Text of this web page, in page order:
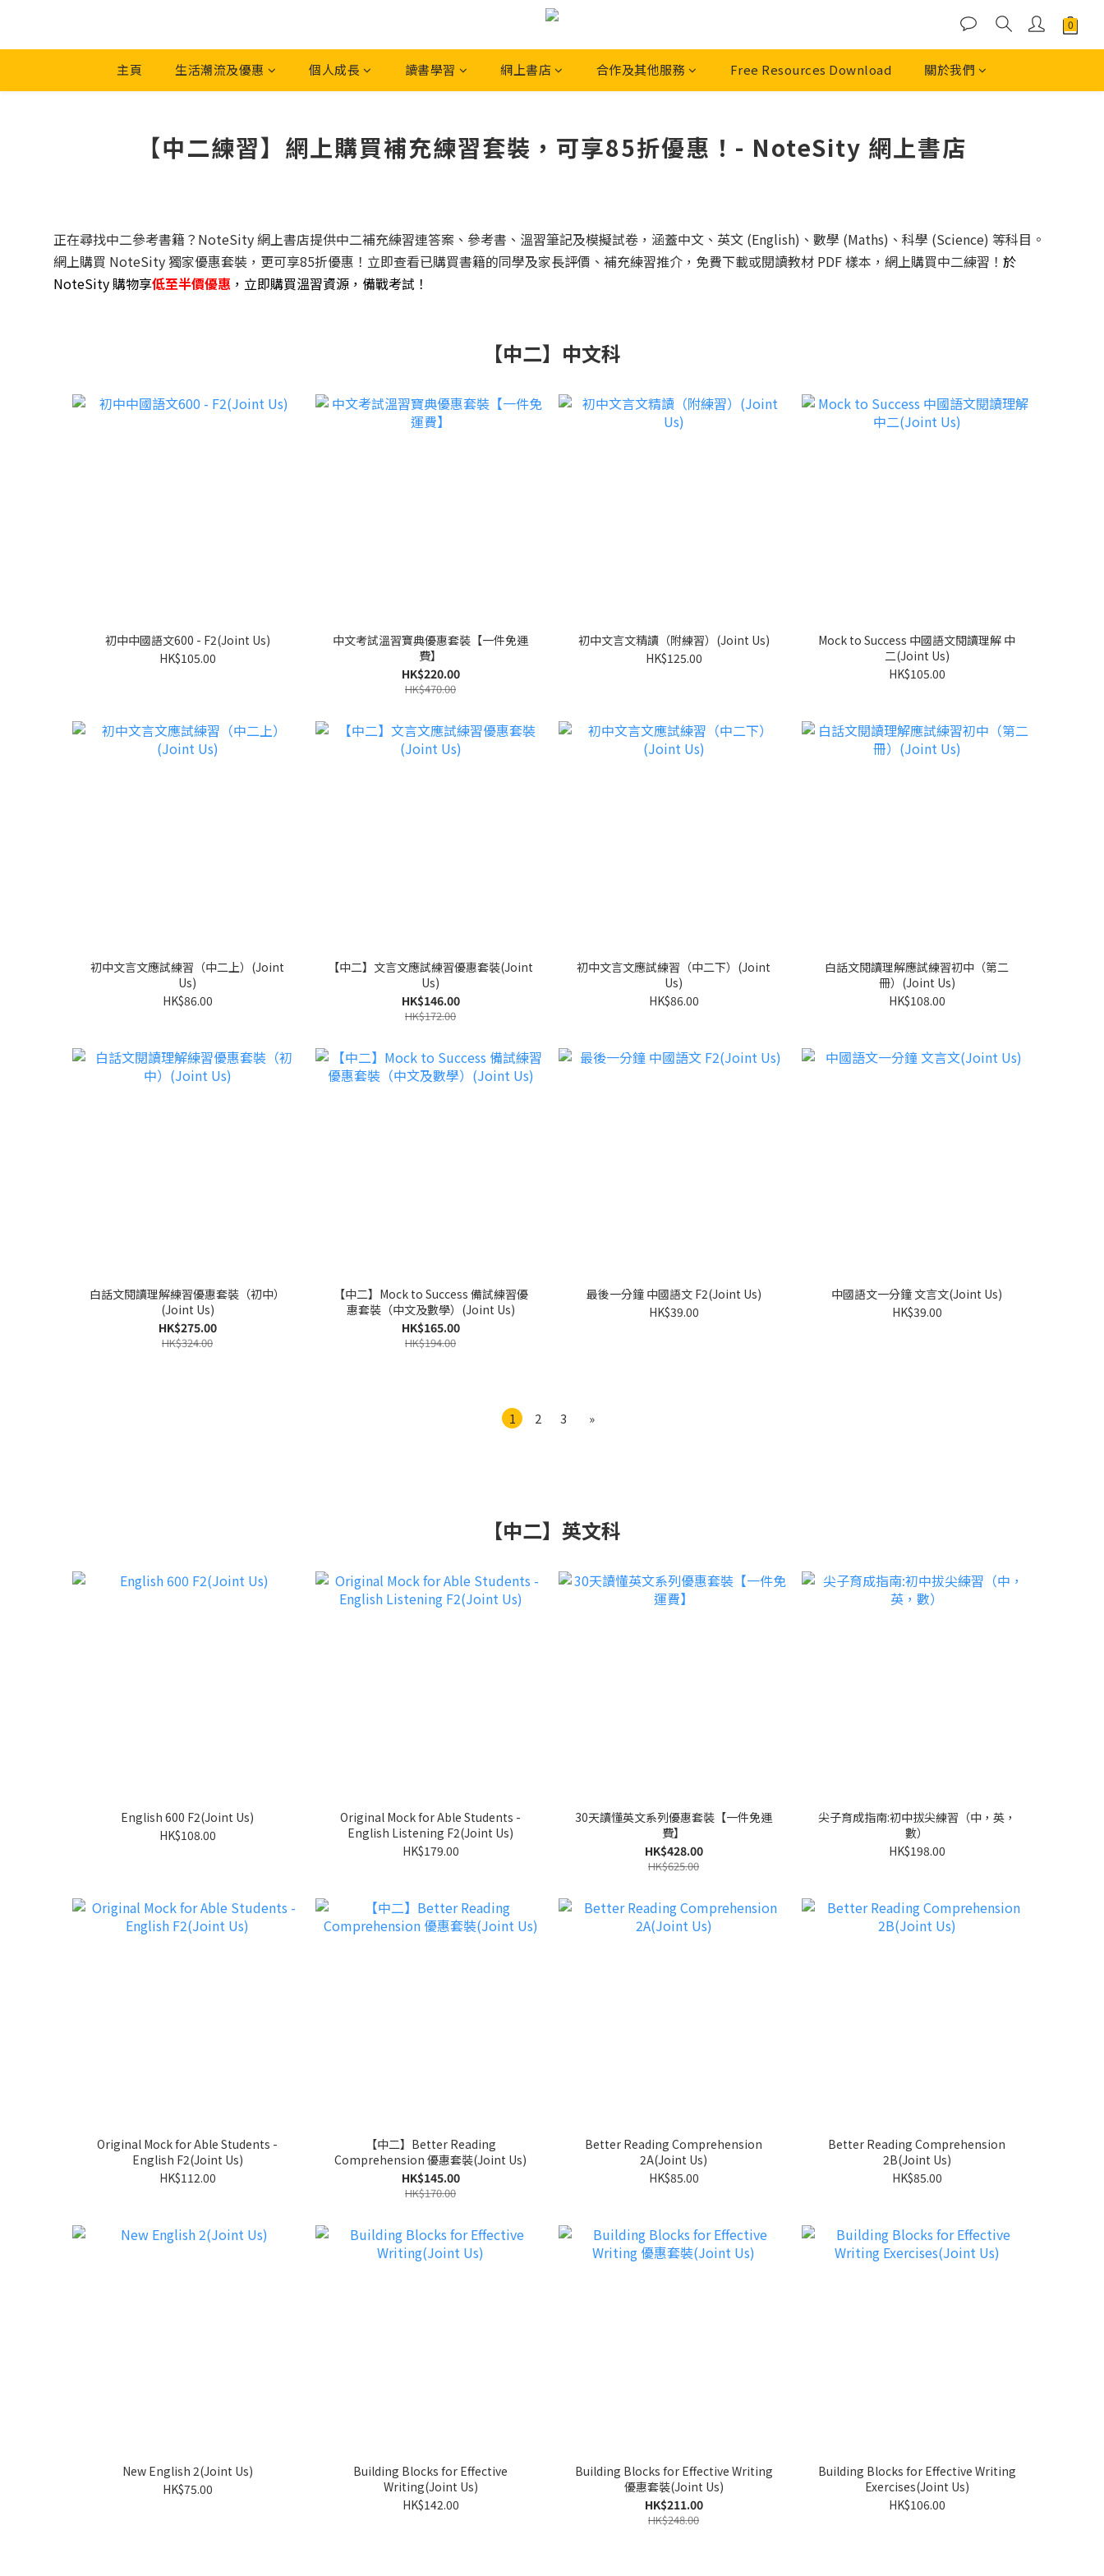
主頁 生活潮流及優惠 個人成長 讀書學習 網上書店 合作及其他服務 Free Resources Download 關於我們
【中二練習】網上購買補充練習套裝，可享85折優惠！- NoteSity 網上書店
正在尋找中二參考書籍？NoteSity 網上書店提供中二補充練習連答案、參考書、溫習筆記及模擬試卷，涵蓋中文、英文 (English)、數學 (Maths)、科學 (Science) 等科目。
網上購買 NoteSity 獨家優惠套裝，更可享85折優惠！立即查看已購買書籍的同學及家長評價、補充練習推介，免費下載或閱讀教材 PDF 樣本，網上購買中二練習！ 於
NoteSity 購物享低至半價優惠 ，立即購買溫習資源，備戰考試！
【中二】中文科
初中中國語文600 - F2(Joint Us)
HK$105.00
中文考試溫習寶典優惠套裝【一件免運
費】
HK$220.00
HK$470.00
初中文言文精讀（附練習）(Joint Us)
HK$125.00
Mock to Success 中國語文閱讀理解 中
二(Joint Us)
HK$105.00
初中文言文應試練習（中二上）(Joint
Us)
HK$86.00
【中二】文言文應試練習優惠套裝(Joint
Us)
HK$146.00
HK$172.00
初中文言文應試練習（中二下）(Joint
Us)
HK$86.00
白話文閱讀理解應試練習初中（第二
冊）(Joint Us)
HK$108.00
白話文閱讀理解練習優惠套裝（初中）
(Joint Us)
HK$275.00
HK$324.00
【中二】Mock to Success 備試練習優
惠套裝（中文及數學）(Joint Us)
HK$165.00
HK$194.00
最後一分鐘 中國語文 F2(Joint Us)
HK$39.00
中國語文一分鐘 文言文(Joint Us)
HK$39.00
1 2 3 »
【中二】英文科
English 600 F2(Joint Us)
HK$108.00
Original Mock for Able Students -
English Listening F2(Joint Us)
HK$179.00
30天讀懂英文系列優惠套裝【一件免運
費】
HK$428.00
HK$625.00
尖子育成指南:初中拔尖練習（中，英，
數）
HK$198.00
Original Mock for Able Students -
English F2(Joint Us)
HK$112.00
【中二】Better Reading
Comprehension 優惠套裝(Joint Us)
HK$145.00
HK$170.00
Better Reading Comprehension
2A(Joint Us)
HK$85.00
Better Reading Comprehension
2B(Joint Us)
HK$85.00
New English 2(Joint Us)
HK$75.00
Building Blocks for Effective
Writing(Joint Us)
HK$142.00
Building Blocks for Effective Writing
優惠套裝(Joint Us)
HK$211.00
HK$248.00
Building Blocks for Effective Writing
Exercises(Joint Us)
HK$106.00